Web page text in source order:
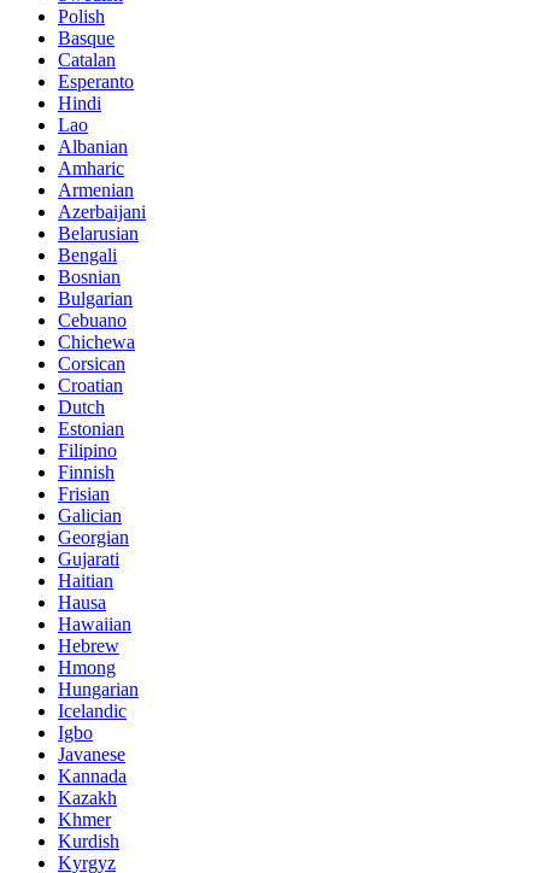
Polish
Basque
Catalan
Esperanto
Hindi
Lao
Albanian
Amharic
Armenian
Azerbaijani
Belarusian
Bengali
Bosnian
Bulgarian
Cebuano
Chichewa
Corsican
Croatian
Dutch
Estonian
Filipino
Finnish
Frisian
Galician
Georgian
Gujarati
Haitian
Hausa
Hawaiian
Hebrew
Hmong
Hungarian
Icelandic
Igbo
Javanese
Kannada
Kazakh
Khmer
Kurdish
Kyrgyz